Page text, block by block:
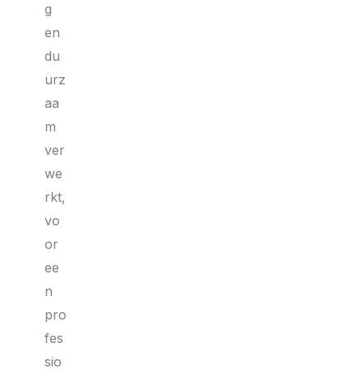
g
en
du
urz
aa
m
ver
we
rkt,
vo
or
ee
n
pro
fes
sio